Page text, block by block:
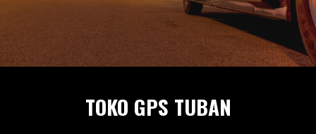
TOKO GPS TUBAN